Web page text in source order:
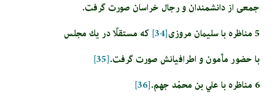
جمعى از دانشمندان و رجال خراسان صورت گرفت.
5 مناظره با سليمان مروزى‏
[34]
كه مستقلًا در يك مجلس
با حضور مأمون و اطرافيانش صورت گرفت.[35]
6 مناظره با علي بن محمّد جهم.
[36]